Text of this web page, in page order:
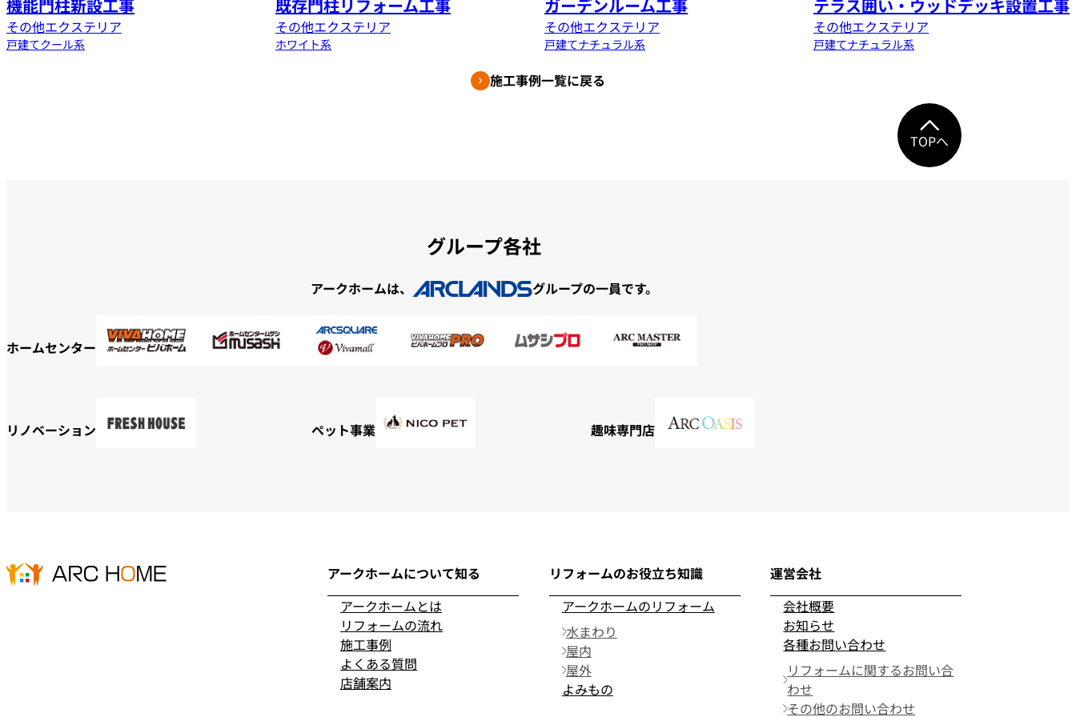
機能門柱新設工事
その他エクステリア
戸建てクール系
既存門柱リフォーム工事
その他エクステリア
ホワイト系
ガーデンルーム工事
その他エクステリア
戸建てナチュラル系
テラス囲い・ウッドデッキ設置工事
その他エクステリア
戸建てナチュラル系
施工事例一覧に戻る
TOPへ
グループ各社
アークホームは、 グループの一員です。
ホームセンター
リノベーション ペット事業 趣味専門店
アークホームについて知る
アークホームとは
リフォームの流れ
施工事例
よくある質問
店舗案内
リフォームのお役立ち知識
アークホームのリフォーム
水まわり
屋内
屋外
よみもの
運営会社
会社概要
お知らせ
各種お問い合わせ
リフォームに関するお問い合
わせ
その他のお問い合わせ